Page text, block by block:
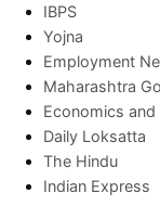
IBPS
Yojna
Employment
Maharashtra
Economics
Daily Loksatta
The Hindu
Indian Express